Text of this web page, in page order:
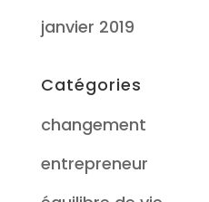
janvier 2019
Catégories
changement
entrepreneur